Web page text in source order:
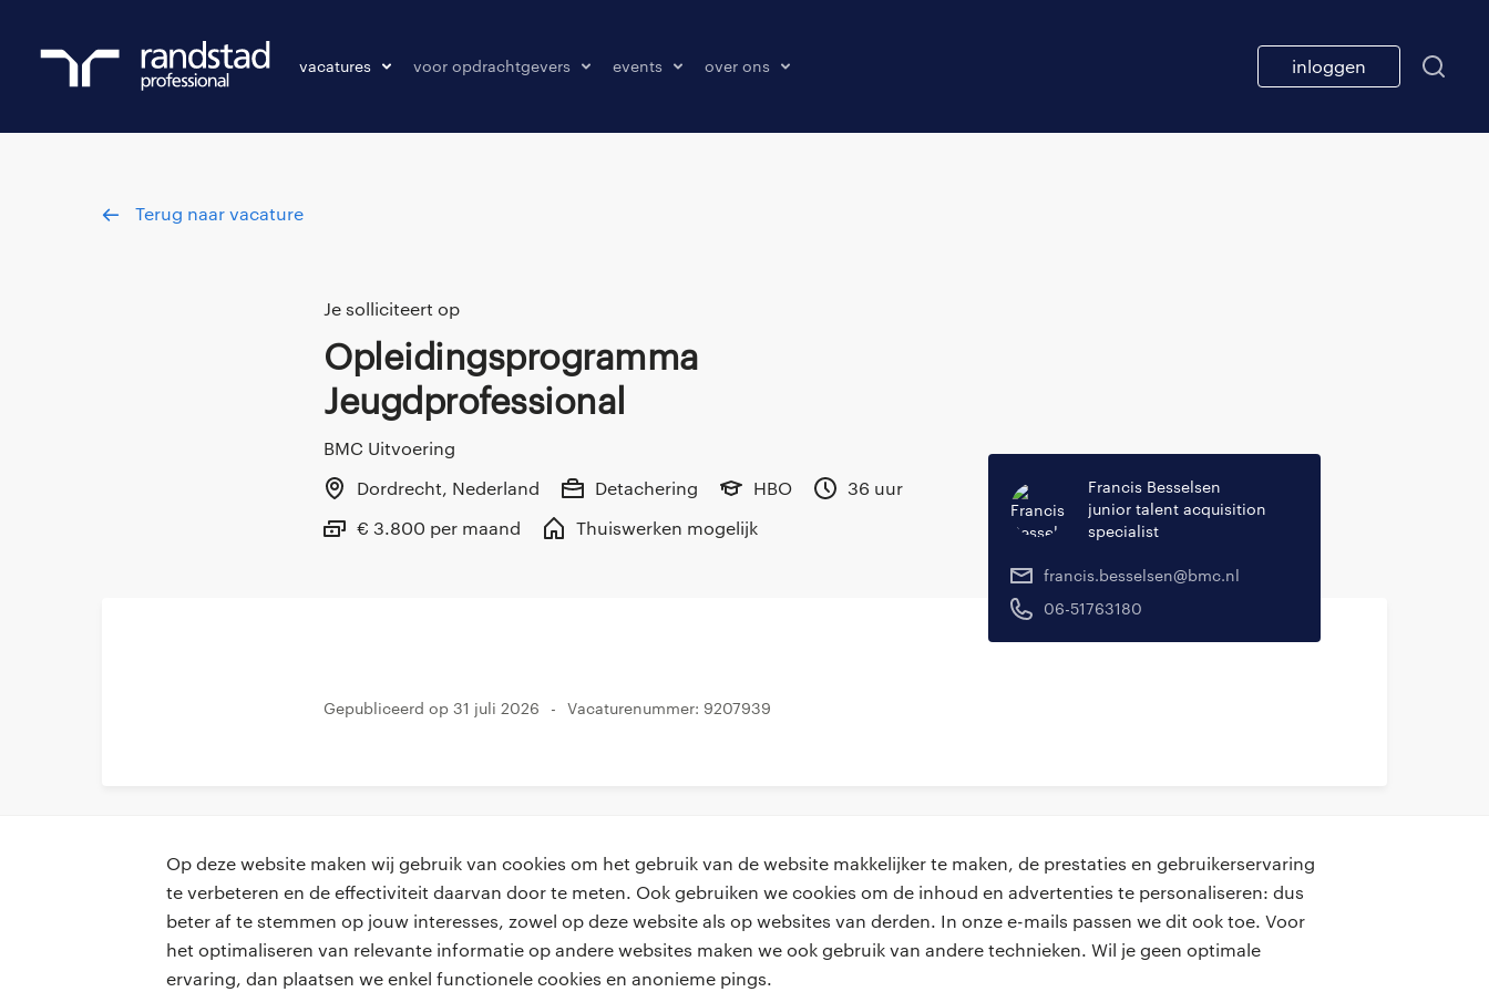
Op deze website maken wij gebruik van cookies om het gebruik van de website makkelijker te maken, de prestaties en gebruikerservaring
te verbeteren en de effectiviteit daarvan door te meten. Ook gebruiken we cookies om de inhoud en advertenties te personaliseren: dus
beter af te stemmen op jouw interesses, zowel op deze website als op websites van derden. In onze e-mails passen we dit ook toe. Voor
het optimaliseren van relevante informatie op andere websites maken we ook gebruik van andere technieken. Wil je geen optimale
ervaring, dan plaatsen we enkel functionele cookies en anonieme pings.
vacatures voor opdrachtgevers events over ons inloggen
Terug naar vacature
Je solliciteert op
Opleidingsprogramma
Jeugdprofessional
BMC Uitvoering
Dordrecht, Nederland
Detachering HBO
36 uur
€ 3.800 per maand
Thuiswerken mogelijk
Francis Besselsen
junior talent acquisition
specialist
francis.besselsen@bmc.nl
06-51763180
Gepubliceerd op 31 juli 2026 Vacaturenummer: 9207939
professionals voor opdrachtgevers handige links contact